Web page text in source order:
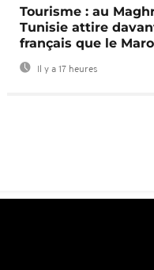
Tourisme : au
Tunisie attire
français que le
Il y a 17 heures